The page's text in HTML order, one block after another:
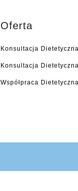
Oferta
Konsultacja
Konsultacja
Współpraca